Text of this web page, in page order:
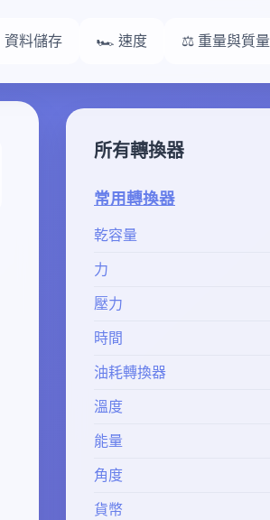
資料儲存 🏎️ 速度 ⚖️ 重量與質量
所有轉換器
常用轉換器
乾容量
力
壓力
時間
油耗轉換器
溫度
能量
角度
貨幣